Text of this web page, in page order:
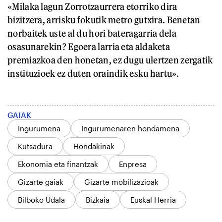
«Milaka lagun Zorrotzaurrera etorriko dira
bizitzera, arrisku fokutik metro gutxira. Benetan
norbaitek uste al du hori bateragarria dela
osasunarekin? Egoera larria eta aldaketa
premiazkoa den honetan, ez dugu ulertzen zergatik
instituzioek ez duten oraindik esku hartu».
GAIAK
Ingurumena
Ingurumenaren hondamena
Kutsadura
Hondakinak
Ekonomia eta finantzak
Enpresa
Gizarte gaiak
Gizarte mobilizazioak
Bilboko Udala
Bizkaia Euskal Herria